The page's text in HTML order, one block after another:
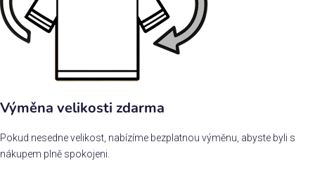
Výměna velikosti zdarma
Pokud nesedne velikost, nabízíme bezplatnou výměnu, abyste byli s
nákupem plně spokojeni.